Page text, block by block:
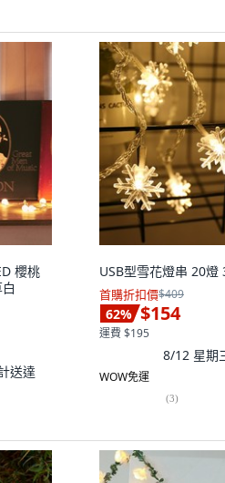
櫻桃
送達
USB型雪花燈串 20燈
首購折扣價$409
62% $154
運費 $195
8/12 星期
WOW免運
(3)